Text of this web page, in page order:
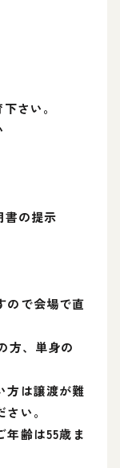
さい。
書の提示
ので会場で直
方、単身の
方は譲渡が難
い。
年齢は55歳ま